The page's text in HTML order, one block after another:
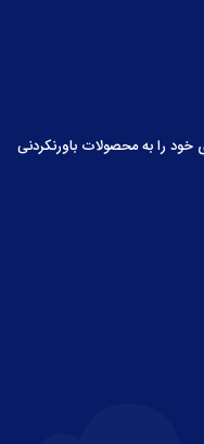
را به محصولات باورنکردنی